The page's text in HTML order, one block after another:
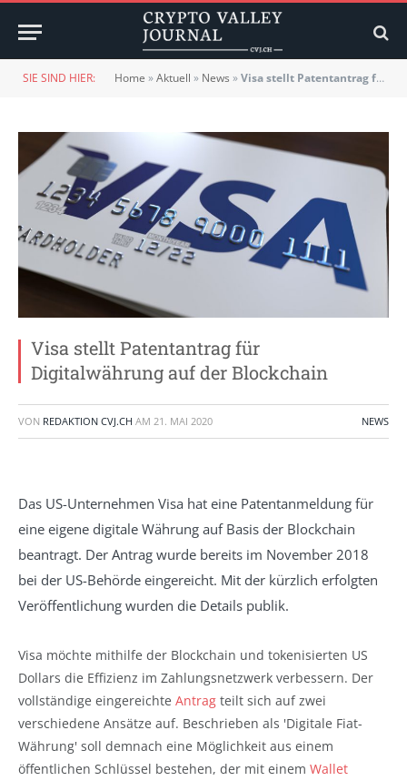
SIE SIND HIER: Home »Aktuell » News »Visa stellt Patentantrag für Digitalwährung auf der Blockchain
Visa stellt Patentantrag für
Digitalwährung auf der Blockchain
VON REDAKTION CVJ.CH AM 21. MAI 2020 NEWS
Das US-Unternehmen Visa hat eine Patentanmeldung für
eine eigene digitale Währung auf Basis der Blockchain
beantragt. Der Antrag wurde bereits im November 2018
bei der US-Behörde eingereicht. Mit der kürzlich erfolgten
Veröffentlichung wurden die Details publik.
Visa möchte mithilfe der Blockchain und tokenisierten US
Dollars die Effizienz im Zahlungsnetzwerk verbessern. Der
vollständige eingereichte Antrag teilt sich auf zwei
verschiedene Ansätze auf. Beschrieben als 'Digitale Fiat-
Währung' soll demnach eine Möglichkeit aus einem
öffentlichen Schlüssel bestehen, der mit einem Wallet